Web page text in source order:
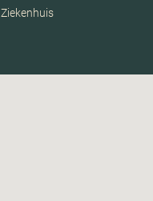
Ziekenhuis